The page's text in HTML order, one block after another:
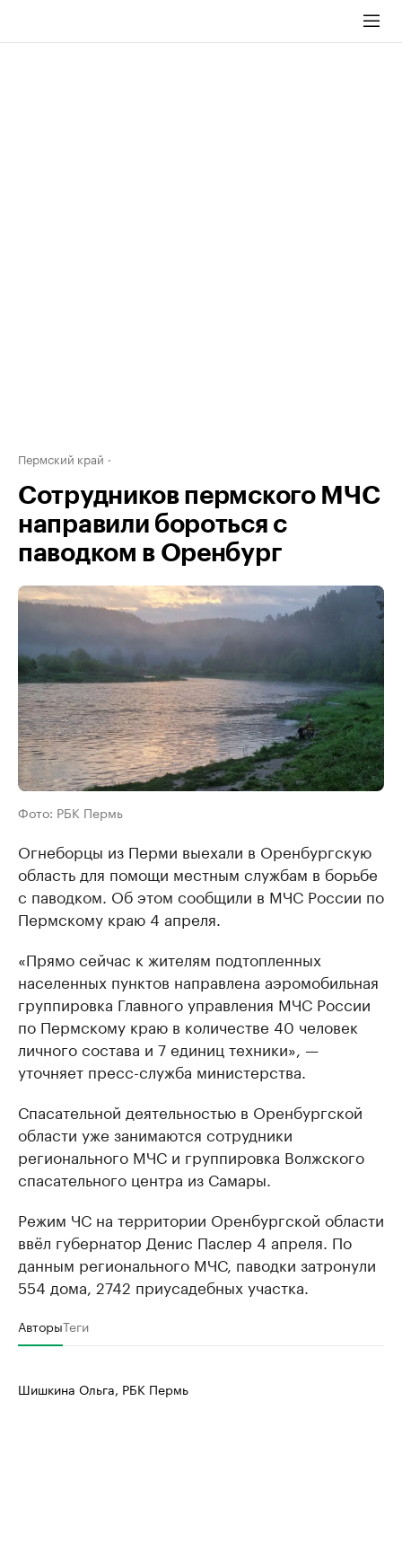
Пермский край
Сотрудников пермского МЧС
направили бороться с
паводком в Оренбург
Фото: РБК Пермь
Огнеборцы из Перми выехали в Оренбургскую
область для помощи местным службам в борьбе
с паводком. Об этом сообщили в МЧС России по
Пермскому краю 4 апреля.
«Прямо сейчас к жителям подтопленных
населенных пунктов направлена аэромобильная
группировка Главного управления МЧС России
по Пермскому краю в количестве 40 человек
личного состава и 7 единиц техники», —
уточняет пресс-служба министерства.
Спасательной деятельностью в Оренбургской
области уже занимаются сотрудники
регионального МЧС и группировка Волжского
спасательного центра из Самары.
Режим ЧС на территории Оренбургской области
ввёл губернатор Денис Паслер 4 апреля. По
данным регионального МЧС, паводки затронули
554 дома, 2742 приусадебных участка.
АвторыТеги
Шишкина Ольга, РБК Пермь